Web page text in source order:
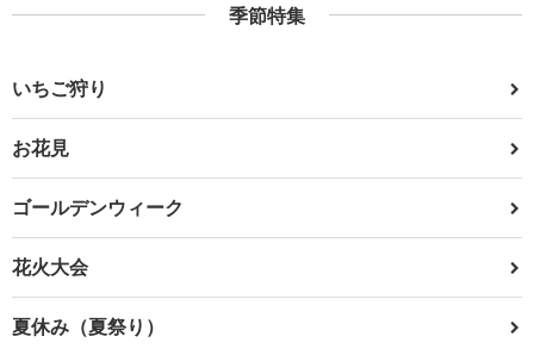
季節特集
いちご狩り
お花見
ゴールデンウィーク
花火大会
夏休み（夏祭り）